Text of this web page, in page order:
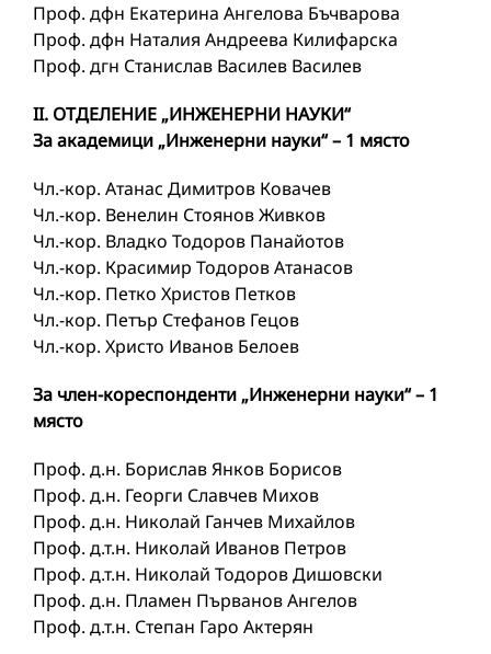
Проф. дфн Екатерина Ангелова Бъчварова
Проф. дфн Наталия Андреева Килифарска
Проф. дгн Станислав Василев Василев
II. ОТДЕЛЕНИЕ „ИНЖЕНЕРНИ НАУКИ“
За академици „Инженерни науки“ – 1 място
Чл.-кор. Атанас Димитров Ковачев
Чл.-кор. Венелин Стоянов Живков
Чл.-кор. Владко Тодоров Панайотов
Чл.-кор. Красимир Тодоров Атанасов
Чл.-кор. Петко Христов Петков
Чл.-кор. Петър Стефанов Гецов
Чл.-кор. Христо Иванов Белоев
За член-кореспонденти „Инженерни науки“ – 1
място
Проф. д.н. Борислав Янков Борисов
Проф. д.н. Георги Славчев Михов
Проф. д.н. Николай Ганчев Михайлов
Проф. д.т.н. Николай Иванов Петров
Проф. д.т.н. Николай Тодоров Дишовски
Проф. д.н. Пламен Първанов Ангелов
Проф. д.т.н. Степан Гаро Актерян